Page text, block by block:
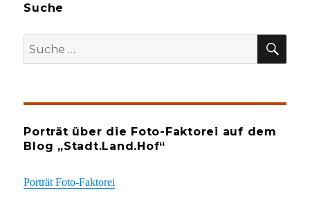
Suche
Suche
nach:
Porträt über die Foto-Faktorei auf dem
Blog „Stadt.Land.Hof“
Porträt Foto-Faktorei